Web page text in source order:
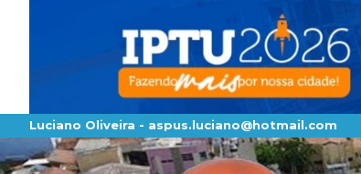
Luciano Oliveira - aspus.luciano@hotmail.com